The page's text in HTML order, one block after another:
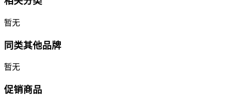
暂无
同类其他品牌
暂无
促销商品